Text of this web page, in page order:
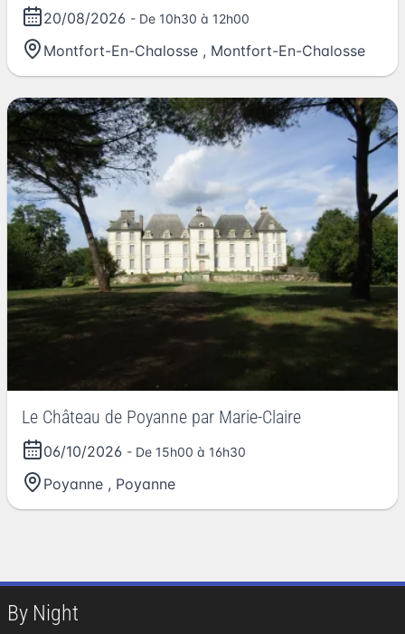
20/08/2026 - De 10h30 à 12h00
Montfort-En-Chalosse , Montfort-En-Chalosse
Le Château de Poyanne par Marie-Claire
06/10/2026 - De 15h00 à 16h30
Poyanne , Poyanne
By Night